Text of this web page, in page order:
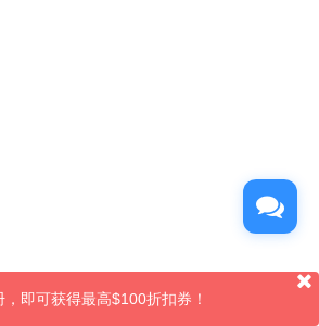
，即可获得最高$100折扣券！